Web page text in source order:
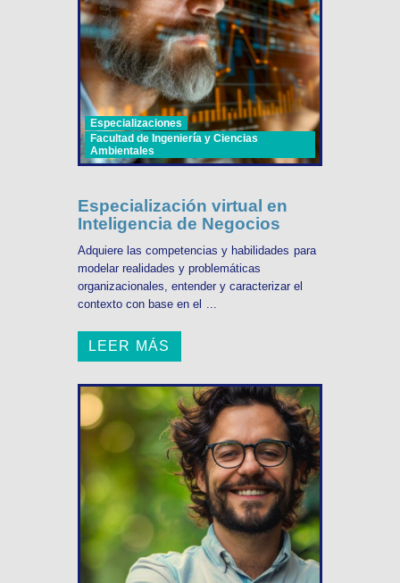
Especializaciones
Facultad de Ingeniería y Ciencias
Ambientales
Especialización virtual en
Inteligencia de Negocios
Adquiere las competencias y habilidades para
modelar realidades y problemáticas
organizacionales, entender y caracterizar el
contexto con base en el ...
LEER MÁS